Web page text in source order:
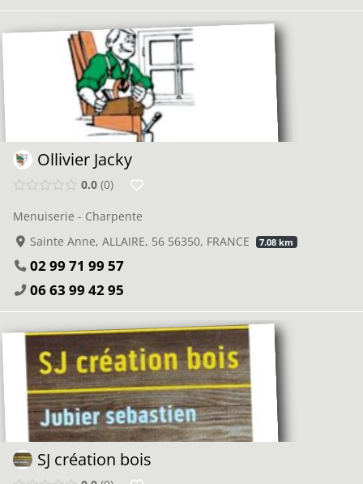
Ollivier Jacky
0.0 0
Menuiserie - Charpente
Sainte Anne, ALLAIRE, 56 56350, FRANCE
7.08 km
02 99 71 99 57
06 63 99 42 95
SJ création bois